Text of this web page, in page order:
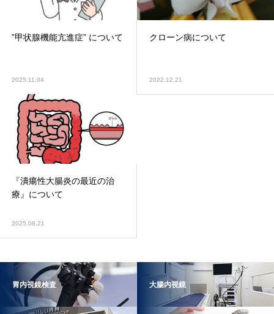
”甲状腺機能亢進症” について
2025.11.04
クローン病について
2022.12.21
『潰瘍性大腸炎の最近の治
療』について
2025.08.21
胃内視鏡検査 大腸内視鏡